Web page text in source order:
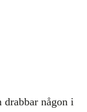
någon i